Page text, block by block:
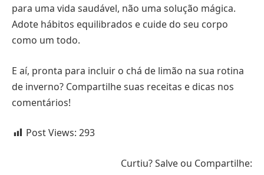
para uma vida saudável, não uma solução mágica.
Adote hábitos equilibrados e cuide do seu corpo
como um todo.
E aí, pronta para incluir o chá de limão na sua rotina
de inverno? Compartilhe suas receitas e dicas nos
comentários!
Post Views: 293
Curtiu? Salve ou Compartilhe: